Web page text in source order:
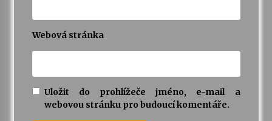
Webová stránka
Uložit do prohlížeče jméno, e-mail a
webovou stránku pro budoucí komentáře.